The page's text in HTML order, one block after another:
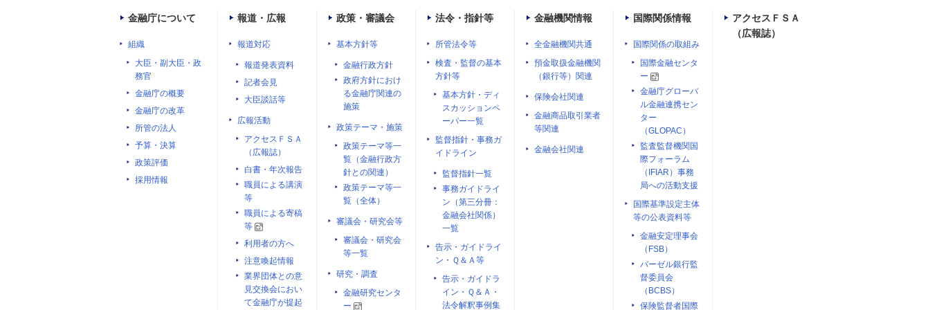
金融庁について
組織
大臣・副大臣・政
務官
金融庁の概要
金融庁の改革
所管の法人
予算・決算
政策評価
採用情報
報道・広報
報道対応
報道発表資料
記者会見
大臣談話等
広報活動
アクセスＦＳＡ
（広報誌）
白書・年次報告
職員による講演
等
職員による寄稿
等
利用者の方へ
注意喚起情報
業界団体との意
見交換会におい
て金融庁が提起
政策・審議会
基本方針等
金融行政方針
政府方針におけ
る金融庁関連の
施策
政策テーマ・施策
政策テーマ等一
覧（金融行政方
針との関連）
政策テーマ等一
覧（全体）
審議会・研究会等
審議会・研究会
等一覧
研究・調査
金融研究センタ
ー
法令・指針等
所管法令等
検査・監督の基本
方針等
基本方針・ディ
スカッションペ
ーパー一覧
監督指針・事務ガ
イドライン
監督指針一覧
事務ガイドライ
ン（第三分冊：
金融会社関係）
一覧
告示・ガイドライ
ン・Ｑ＆Ａ等
告示・ガイドラ
イン・Ｑ＆Ａ・
法令解釈事例集
金融機関情報
全金融機関共通
預金取扱金融機関
（銀行等）関連
保険会社関連
金融商品取引業者
等関連
金融会社関連
国際関係情報
国際関係の取組み
国際金融センタ
ー
金融庁グローバ
ル金融連携セン
ター
（GLOPAC）
監査監督機関国
際フォーラム
（IFIAR）事務
局への活動支援
国際基準設定主体
等の公表資料等
金融安定理事会
（FSB）
バーゼル銀行監
督委員会
（BCBS）
保険監督者国際
アクセスＦＳＡ
（広報誌）